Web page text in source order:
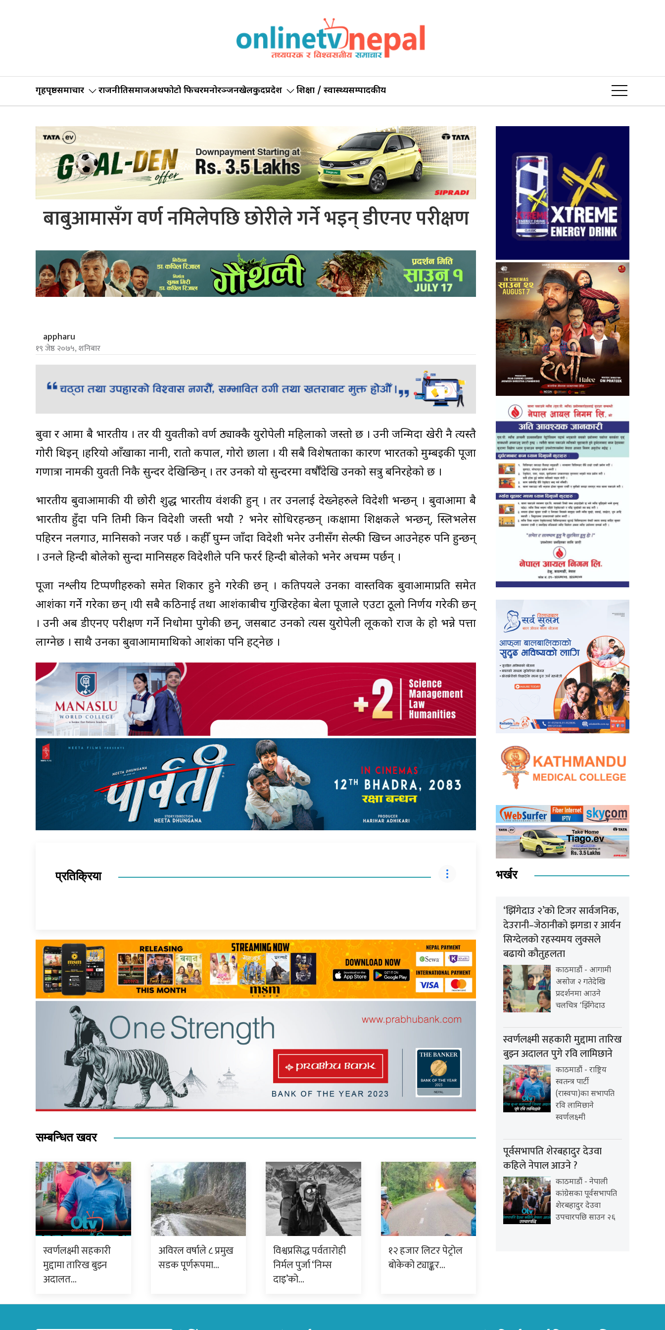
गृहपृष्ठसमाचार राजनीतिसमाजअर्थफोटो फिचरमनोरञ्जनखेलकुदप्रदेश शिक्षा / स्वास्थ्यसम्पादकीय
बाबुआमासँग वर्ण नमिलेपछि छोरीले गर्ने भइन् डीएनए परीक्षण
appharu
१९ जेष्ठ २०७५, शनिबार
बुवा र आमा दुबै भारतीय । तर यी युवतीको वर्ण ठ्याक्कै युरोपेली महिलाको जस्तो छ । उनी जन्मिदा खेरी नै त्यस्तै
गोरी थिइन् ।हरियो आँखाका नानी, रातो कपाल, गोरो छाला । यी सबै विशेषताका कारण भारतको मुम्बइकी पूजा
गणात्रा नामकी युवती निकै सुन्दर देखिन्छिन् । तर उनको यो सुन्दरमा वर्षौँदेखि उनको सत्रु बनिरहेको छ ।
भारतीय बुवाआमाकी यी छोरी शुद्ध भारतीय वंशकी हुन् । तर उनलाई देख्नेहरुले विदेशी भन्छन् । बुवाआमा दुबै
भारतीय हुँदा पनि तिमी किन विदेशी जस्ती भयौ ? भनेर सोधिरहन्छन् ।कक्षामा शिक्षकले भन्छन्, स्लिभलेस
पहिरन नलगाउ, मानिसको नजर पर्छ । कहीँ घुम्न जाँदा विदेशी भनेर उनीसँग सेल्फी खिच्न आउनेहरु पनि हुन्छन्
। उनले हिन्दी बोलेको सुन्दा मानिसहरु विदेशीले पनि फरर्र हिन्दी बोलेको भनेर अचम्म पर्छन् ।
पूजा नश्लीय टिप्पणीहरुको समेत शिकार हुने गरेकी छन् । कतिपयले उनका वास्तविक बुवाआमाप्रति समेत
आशंका गर्ने गरेका छन् ।यी सबै कठिनाई तथा आशंकाबीच गुज्रिरहेका बेला पूजाले एउटा ठूलो निर्णय गरेकी छन्
। उनी अब डीएनए परीक्षण गर्ने निधोमा पुगेकी छन्, जसबाट उनको त्यस युरोपेली लूकको राज के हो भन्ने पत्ता
लाग्नेछ । साथै उनका बुवाआमामाथिको आशंका पनि हट्नेछ ।
प्रतिक्रिया
सम्बन्धित खवर
स्वर्णलक्ष्मी सहकारी
मुद्दामा तारिख बुझ्न
अदालत…
अविरल वर्षाले ८ प्रमुख
सडक पूर्णरूपमा…
विश्वप्रसिद्ध पर्वतारोही
निर्मल पुर्जा ‘निम्स
दाइ’को…
१२ हजार लिटर पेट्रोल
बोकेको ट्याङ्कर…
भर्खर
‘झिँगेदाउ २’को टिजर सार्वजनिक,
देउरानी–जेठानीको झगडा र आर्यन
सिग्देलको रहस्यमय लुक्सले
बढायो कौतुहलता
काठमाडौं - आगामी
असोज २ गतेदेखि
प्रदर्शनमा आउने
चलचित्र ‘झिँगेदाउ
स्वर्णलक्ष्मी सहकारी मुद्दामा तारिख
बुझ्न अदालत पुगे रवि लामिछाने
काठमाडौं - राष्ट्रिय
स्वतन्त्र पार्टी
(रास्वपा)का सभापति
रवि लामिछाने
स्वर्णलक्ष्मी
पूर्वसभापति शेरबहादुर देउवा
कहिले नेपाल आउने ?
काठमाडौं - नेपाली
कांग्रेसका पूर्वसभापति
शेरबहादुर देउवा
उपचारपछि साउन २६